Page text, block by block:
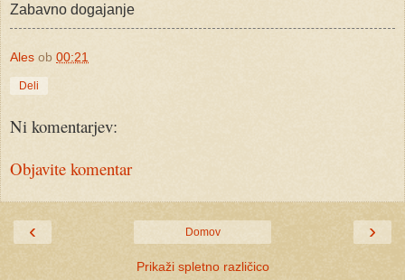
Zabavno dogajanje
Ales ob 00:21
Deli
Ni komentarjev:
Objavite komentar
‹ ›
Domov
Prikaži spletno različico